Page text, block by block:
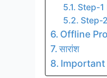
Step-1
Step-
Offline
सारांश